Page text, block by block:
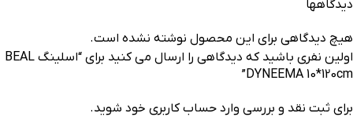
دیدگاهها
هیچ دیدگاهی برای این محصول نوشته نشده است.
اولین نفری باشید که دیدگاهی را ارسال می کنید برای “اسلینگ BEAL
DYNEEMA 10*120cm”
برای ثبت نقد و بررسی وارد حساب کاربری خود شوید.